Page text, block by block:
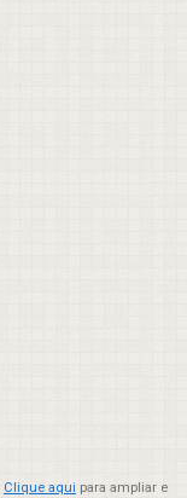
Clique aqui para ampliar e